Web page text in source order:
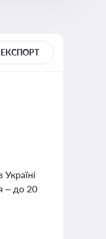
ЕКСПОРТ
– до 20